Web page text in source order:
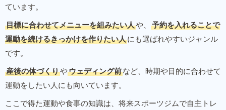
ています。
目標に合わせてメニューを組みたい人や、
予約を入れることで
運動を続けるきっかけを作りたい人にも選ばれやすいジャンル
です。
産後の体づくりやウェディング前など、時期や目的に合わせて
運動をしたい人にも向いています。
ここで得た運動や食事の知識は、将来スポーツジムで自主トレ